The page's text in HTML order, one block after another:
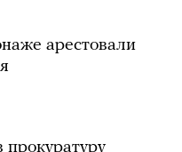
арестовали
прокуратуру